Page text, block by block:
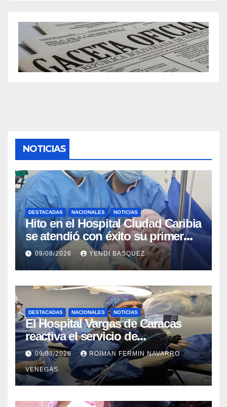
NOTICIAS
DESTACADAS NACIONALES NOTICIAS
Hito en el Hospital Ciudad Caribia
se atendió con éxito su primer
parto gemelar
09/08/2026 YENDI BASQUEZ
DESTACADAS NACIONALES NOTICIAS
El Hospital Vargas de Caracas
reactiva el servicio de
Colangiopancreatografía
Retrógrada Endoscópica para
beneficiar a cientos de pacientes
09/08/2026 ROIMAN FERMIN NAVARRO
VENEGAS